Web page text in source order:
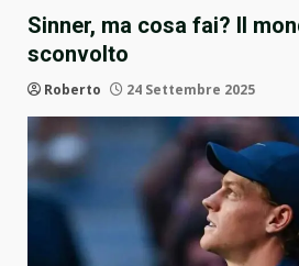
Sinner, ma cosa fai? Il
sconvolto
Roberto 24 Settembre 2025